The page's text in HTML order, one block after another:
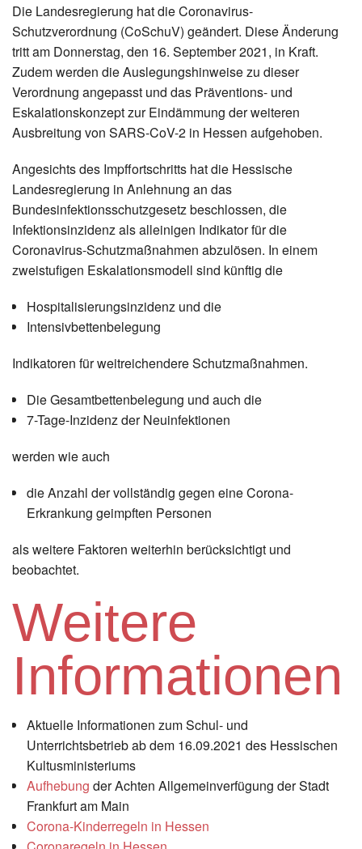
Die Landesregierung hat die Coronavirus-
Schutzverordnung (CoSchuV) geändert. Diese Änderung
tritt am Donnerstag, den 16. September 2021, in Kraft.
Zudem werden die Auslegungshinweise zu dieser
Verordnung angepasst und das Präventions- und
Eskalationskonzept zur Eindämmung der weiteren
Ausbreitung von SARS-CoV-2 in Hessen aufgehoben.
Angesichts des Impffortschritts hat die Hessische
Landesregierung in Anlehnung an das
Bundesinfektionsschutzgesetz beschlossen, die
Infektionsinzidenz als alleinigen Indikator für die
Coronavirus-Schutzmaßnahmen abzulösen. In einem
zweistufigen Eskalationsmodell sind künftig die
Hospitalisierungsinzidenz und die
Intensivbettenbelegung
Indikatoren für weitreichendere Schutzmaßnahmen.
Die Gesamtbettenbelegung und auch die
7-Tage-Inzidenz der Neuinfektionen
werden wie auch
die Anzahl der vollständig gegen eine Corona-
Erkrankung geimpften Personen
als weitere Faktoren weiterhin berücksichtigt und
beobachtet.
Weitere
Informationen
Aktuelle Informationen zum Schul- und
Unterrichtsbetrieb ab dem 16.09.2021 des Hessischen
Kultusministeriums
Aufhebung der Achten Allgemeinverfügung der Stadt
Frankfurt am Main
Corona-Kinderregeln in Hessen